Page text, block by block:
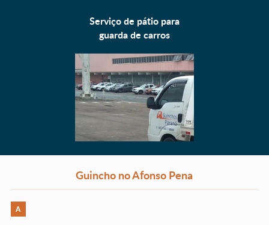
Serviço de pátio para
guarda de carros
Guincho no Afonso Pena
A